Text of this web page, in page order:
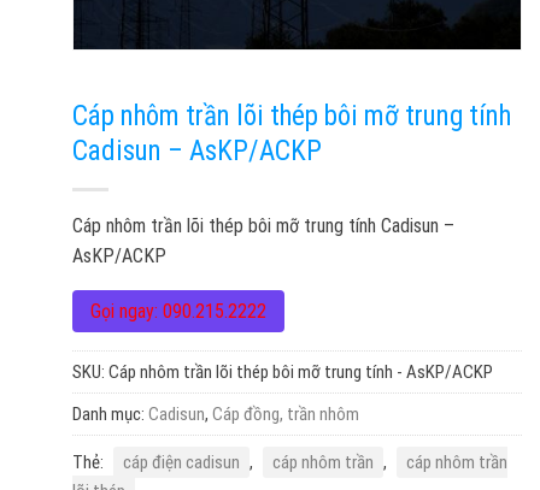
Cáp nhôm trần lõi thép bôi mỡ trung tính
Cadisun – AsKP/ACKP
Cáp nhôm trần lõi thép bôi mỡ trung tính Cadisun –
AsKP/ACKP
Gọi ngay: 090.215.2222
SKU: Cáp nhôm trần lõi thép bôi mỡ trung tính - AsKP/ACKP
Danh mục: Cadisun, Cáp đồng, trần nhôm
Thẻ: cáp điện cadisun , cáp nhôm trần ,
cáp nhôm trần